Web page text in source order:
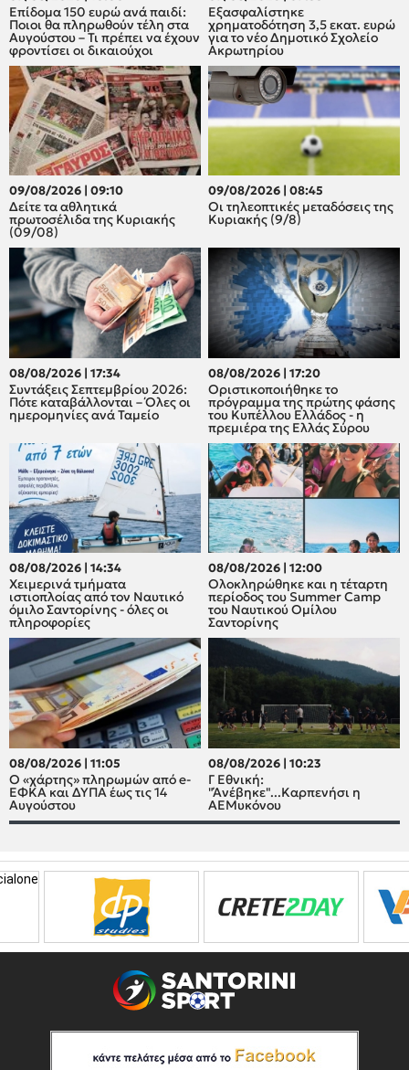
Επίδομα 150 ευρώ ανά παιδί:
Ποιοι θα πληρωθούν τέλη στα
Αυγούστου – Τι πρέπει να έχουν
φροντίσει οι δικαιούχοι
Εξασφαλίστηκε
χρηματοδότηση 3,5 εκατ. ευρώ
για το νέο Δημοτικό Σχολείο
Ακρωτηρίου
09/08/2026 | 09:10
Δείτε τα αθλητικά
πρωτοσέλιδα της Κυριακής
(09/08)
09/08/2026 | 08:45
Οι τηλεοπτικές μεταδόσεις της
Κυριακής (9/8)
08/08/2026 | 17:34
Συντάξεις Σεπτεμβρίου 2026:
Πότε καταβάλλονται – Όλες οι
ημερομηνίες ανά Ταμείο
08/08/2026 | 17:20
Οριστικοποιήθηκε το
πρόγραμμα της πρώτης φάσης
του Κυπέλλου Ελλάδος - η
πρεμιέρα της Ελλάς Σύρου
08/08/2026 | 14:34
Χειμερινά τμήματα
ιστιοπλοίας από τον Ναυτικό
όμιλο Σαντορίνης - όλες οι
πληροφορίες
08/08/2026 | 12:00
Oλοκληρώθηκε και η τέταρτη
περίοδος του Summer Camp
του Ναυτικού Ομίλου
Σαντορίνης
08/08/2026 | 11:05
Ο «χάρτης» πληρωμών από e-
ΕΦΚΑ και ΔΥΠΑ έως τις 14
Αυγούστου
08/08/2026 | 10:23
Γ Εθνική:
"Άνέβηκε"...Καρπενήσι η
ΑΕΜυκόνου